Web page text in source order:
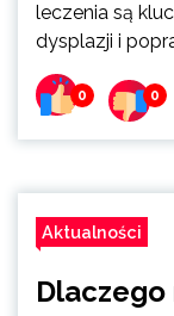
leczenia są
dysplazji i
0 0
Aktualności